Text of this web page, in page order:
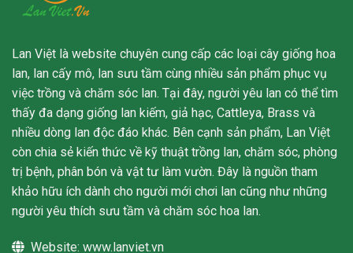
Lan Việt là website chuyên cung cấp các loại cây giống hoa
lan, lan cấy mô, lan sưu tầm cùng nhiều sản phẩm phục vụ
việc trồng và chăm sóc lan. Tại đây, người yêu lan có thể tìm
thấy đa dạng giống lan kiếm, giả hạc, Cattleya, Brass và
nhiều dòng lan độc đáo khác. Bên cạnh sản phẩm, Lan Việt
còn chia sẻ kiến thức về kỹ thuật trồng lan, chăm sóc, phòng
trị bệnh, phân bón và vật tư làm vườn. Đây là nguồn tham
khảo hữu ích dành cho người mới chơi lan cũng như những
người yêu thích sưu tầm và chăm sóc hoa lan.
Website: www.lanviet.vn